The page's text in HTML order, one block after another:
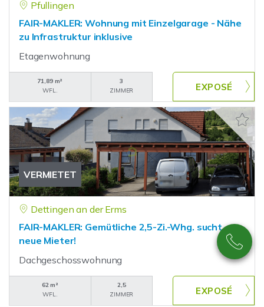
Pfullingen
FAIR-MAKLER: Wohnung mit Einzelgarage - Nähe
zu Infrastruktur inklusive
Etagenwohnung
71,89 m²
WFL.
3
ZIMMER
VERMIETET
Dettingen an der Erms
FAIR-MAKLER: Gemütliche 2,5-Zi.-Whg. sucht
neue Mieter!
Dachgeschosswohnung
62 m²
WFL.
2,5
ZIMMER